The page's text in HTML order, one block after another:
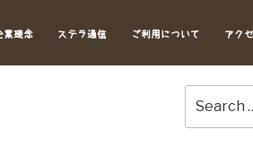
業理念 ステラ通信 ご利用について アク
for: